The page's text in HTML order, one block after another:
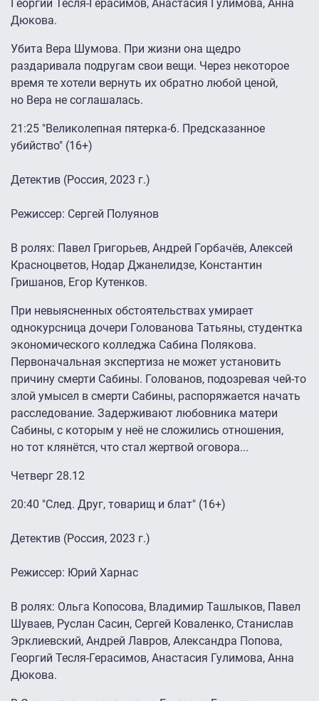
Георгий Тесля-Герасимов, Анастасия Гулимова, Анна
Дюкова.
Убита Вера Шумова. При жизни она щедро
раздаривала подругам свои вещи. Через некоторое
время те хотели вернуть их обратно любой ценой,
но Вера не соглашалась.
21:25 "Великолепная пятерка-6. Предсказанное
убийство" (16+)
Детектив (Россия, 2023 г.)
Режиссер: Сергей Полуянов
В ролях: Павел Григорьев, Андрей Горбачёв, Алексей
Красноцветов, Нодар Джанелидзе, Константин
Гришанов, Егор Кутенков.
При невыясненных обстоятельствах умирает
однокурсница дочери Голованова Татьяны, студентка
экономического колледжа Сабина Полякова.
Первоначальная экспертиза не может установить
причину смерти Сабины. Голованов, подозревая чей-то
злой умысел в смерти Сабины, распоряжается начать
расследование. Задерживают любовника матери
Сабины, с которым у неё не сложились отношения,
но тот клянётся, что стал жертвой оговора...
Четверг 28.12
20:40 "След. Друг, товарищ и блат" (16+)
Детектив (Россия, 2023 г.)
Режиссер: Юрий Харнас
В ролях: Ольга Копосова, Владимир Ташлыков, Павел
Шуваев, Руслан Сасин, Сергей Коваленко, Станислав
Эрклиевский, Андрей Лавров, Александра Попова,
Георгий Тесля-Герасимов, Анастасия Гулимова, Анна
Дюкова.